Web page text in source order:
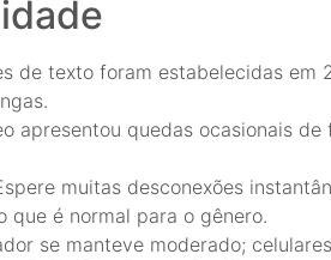
de texto foram estabelecidas
apresentou quedas ocasionais
muitas desconexões
que é normal para o gênero.
se manteve moderado;